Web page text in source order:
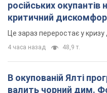
російських
критичний
Це зараз переростає у
4 часа назад 48,9 т.
В окупованій Ялті
валить чорний дим.